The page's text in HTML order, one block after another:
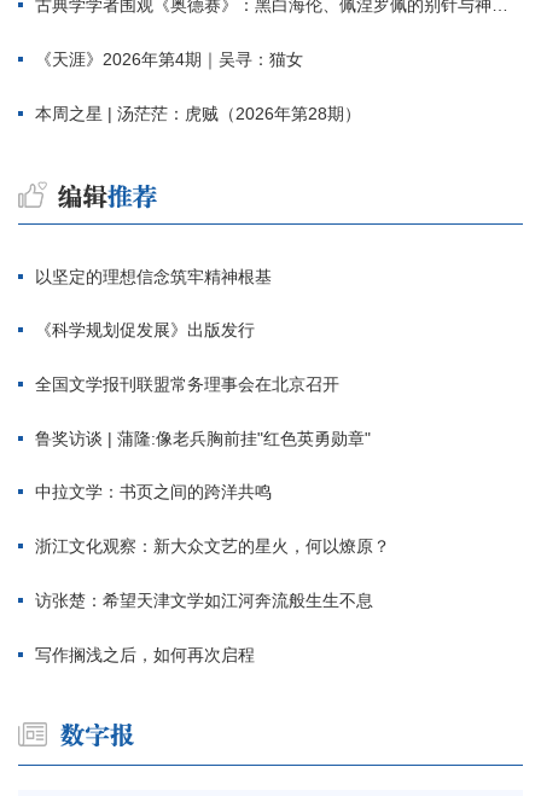
古典学学者围观《奥德赛》：黑白海伦、佩涅罗佩的别针与神秘入侵者
《天涯》2026年第4期｜吴寻：猫女
本周之星 | 汤茫茫：虎贼（2026年第28期）
以坚定的理想信念筑牢精神根基
《科学规划促发展》出版发行
全国文学报刊联盟常务理事会在北京召开
鲁奖访谈 | 蒲隆:像老兵胸前挂"红色英勇勋章"
中拉文学：书页之间的跨洋共鸣
浙江文化观察：新大众文艺的星火，何以燎原？
访张楚：希望天津文学如江河奔流般生生不息
写作搁浅之后，如何再次启程